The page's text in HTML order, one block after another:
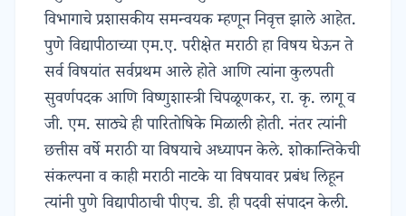
विभागाचे प्रशासकीय समन्वयक म्हणून निवृत्त झाले आहेत.
पुणे विद्यापीठाच्या एम.ए. परीक्षेत मराठी हा विषय घेऊन ते
सर्व विषयांत सर्वप्रथम आले होते आणि त्यांना कुलपती
सुवर्णपदक आणि विष्णुशास्त्री चिपळूणकर, रा. कृ. लागू व
जी. एम. साठ्ये ही पारितोषिके मिळाली होती. नंतर त्यांनी
छत्तीस वर्षे मराठी या विषयाचे अध्यापन केले. शोकान्तिकेची
संकल्पना व काही मराठी नाटके या विषयावर प्रबंध लिहून
त्यांनी पुणे विद्यापीठाची पीएच. डी. ही पदवी संपादन केली.